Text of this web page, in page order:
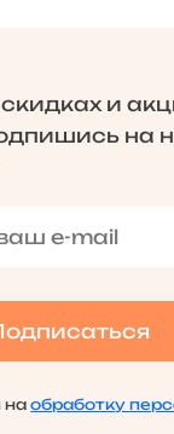
и
на
наобработку